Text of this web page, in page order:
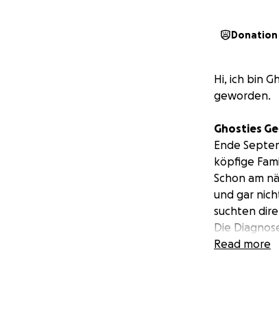
Hi, ich bin
geworden.
Ghosties
Ende
köpfige
Schon am
und gar
suchten
Die
Read more